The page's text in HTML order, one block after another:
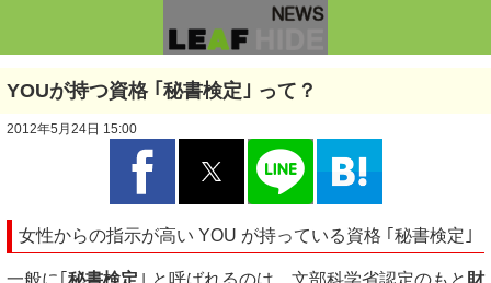
YOUが持つ資格 ｢秘書検定｣ って？
2012年5月24日 15:00
女性からの指示が高い YOU が持っている資格 ｢秘書検定｣
一般に｢ 秘書検定 ｣ と呼ばれるのは、文部科学省認定のもと 財